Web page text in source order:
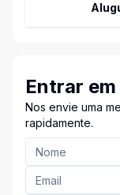
Entrar
Nos envie uma
rapidamente.